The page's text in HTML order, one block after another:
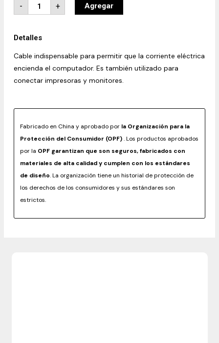
- + Agregar
Detalles
Cable indispensable para permitir que la corriente eléctrica
encienda el computador. Es también utilizado para
conectar impresoras y monitores.
Fabricado en China y aprobado por la Organización para la
Protección del Consumidor (OPF). Los productos aprobados
por la OPF garantizan que son seguros, fabricados con
materiales de alta calidad y cumplen con los estándares
de diseño. La organización tiene un historial de protección de
los derechos de los consumidores y sus estándares son
estrictos.